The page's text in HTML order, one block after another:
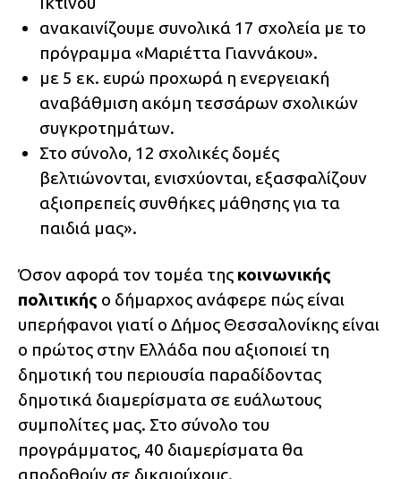
ανακαινίζουμε συνολικά 17 σχολεία με το
πρόγραμμα «Μαριέττα Γιαννάκου».
με 5 εκ. ευρώ προχωρά η ενεργειακή
αναβάθμιση ακόμη τεσσάρων σχολικών
συγκροτημάτων.
Στο σύνολο, 12 σχολικές δομές
βελτιώνονται, ενισχύονται, εξασφαλίζουν
αξιοπρεπείς συνθήκες μάθησης για τα
παιδιά μας».
Όσον αφορά τον τομέα της κοινωνικής
πολιτικής ο δήμαρχος ανάφερε πώς είναι
υπερήφανοι γιατί ο Δήμος Θεσσαλονίκης είναι
ο πρώτος στην Ελλάδα που αξιοποιεί τη
δημοτική του περιουσία παραδίδοντας
δημοτικά διαμερίσματα σε ευάλωτους
συμπολίτες μας. Στο σύνολο του
προγράμματος, 40 διαμερίσματα θα
αποδοθούν σε δικαιούχους.